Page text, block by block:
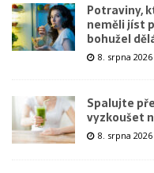
Potraviny,
neměli jíst
bohužel
8. srpna 2026
Spalujte
vyzkoušet
8. srpna 2026